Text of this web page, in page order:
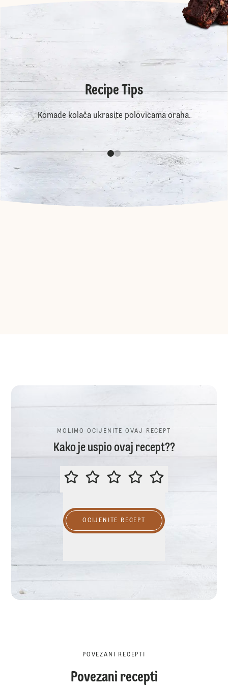
Recipe Tips
Komade kolača ukrasite polovicama oraha.
MOLIMO OCIJENITE OVAJ RECEPT
Kako je uspio ovaj recept??
MOLIMO OCIJENITE OVAJ
OCIJENITE RECEPT
POVEZANI RECEPTI
Povezani recepti